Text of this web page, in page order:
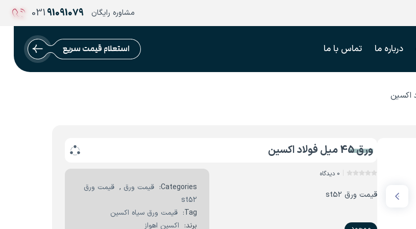
مشاوره رایگان 91091079
031
درباره ما تماس با ما استعلام قیمت سریع
ورق 45 میل فولاد اکسین
0 دیدگاه
قیمت ورق st52
Categories: قیمت ورق , قیمت ورق
st52
Tag:
قیمت ورق سیاه اکسین
برند: اکسین اهواز